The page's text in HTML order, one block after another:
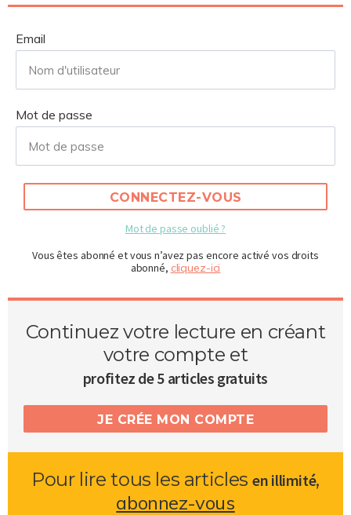
Email
Mot de passe
CONNECTEZ-VOUS
Mot de passe oublié ?
Vous êtes abonné et vous n’avez pas encore activé vos droits
abonné, cliquez-ici
Continuez votre lecture en créant
votre compte et
profitez de 5 articles gratuits
JE CRÉE MON COMPTE
Pour lire tous les articlesen illimité,
abonnez-vous